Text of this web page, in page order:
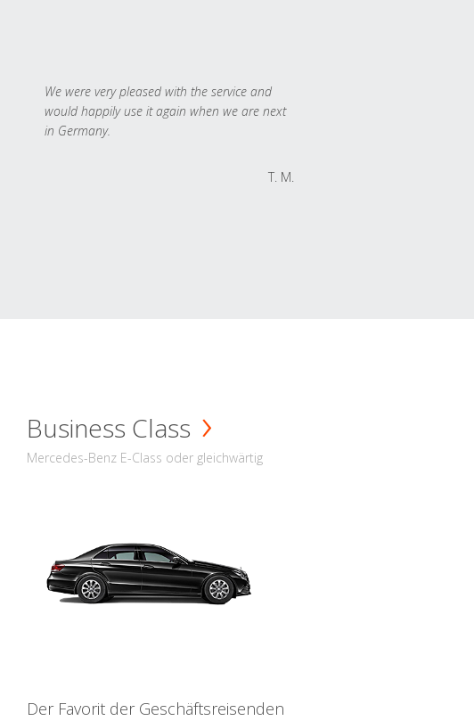
We were very pleased with the service and
would happily use it again when we are next
in Germany.
T. M.
Business Class
Mercedes-Benz E-Class oder gleichwärtig
Der Favorit der Geschäftsreisenden